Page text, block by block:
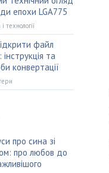
епохи LGA775
технології
файл
та
конвертації
про сина зі
про любов до